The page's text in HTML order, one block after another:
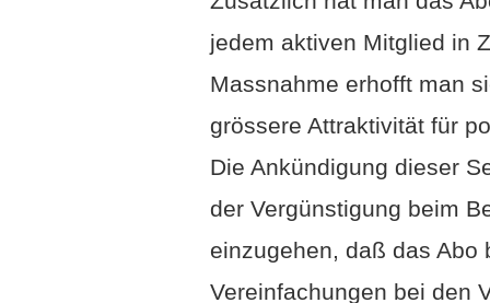
Zusätzlich hat man das
jedem aktiven Mitglied in
Massnahme erhofft man
grössere Attraktivität für
Die Ankündigung dieser
der Vergünstigung beim
einzugehen, daß das